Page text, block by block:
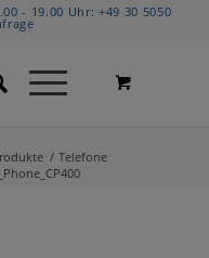
- 19.00 Uhr:+49 30 5050
/ Telefone